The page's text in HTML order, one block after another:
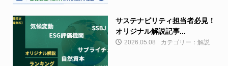
サステナビリティ担当者必見！
オリジナル解説記事...
2026.05.08 カテゴリー：解説